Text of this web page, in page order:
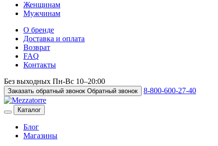
Женщинам
Мужчинам
О бренде
Доставка и оплата
Возврат
FAQ
Контакты
Без выходных Пн-Вс 10–20:00
Заказать обратный звонок Обратный звонок 8-800-600-27-40
Каталог
Блог
Магазины